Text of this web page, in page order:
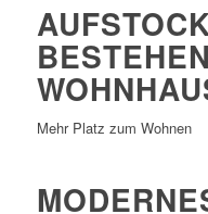
Mehr Platz zum Wohnen